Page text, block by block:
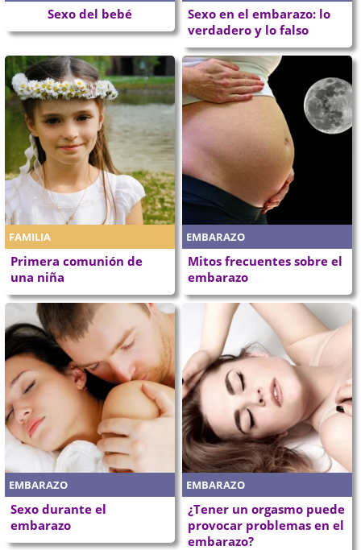
Sexo del bebé
Sexo en el embarazo: lo
verdadero y lo falso
FAMILIA
Primera comunión de
una niña
EMBARAZO
Mitos frecuentes sobre el
embarazo
EMBARAZO
Sexo durante el
embarazo
EMBARAZO
¿Tener un orgasmo puede
provocar problemas en el
embarazo?